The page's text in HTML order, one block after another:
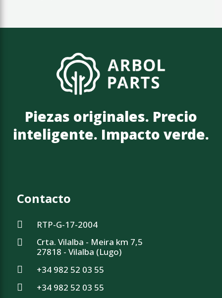
Piezas originales. Precio
inteligente. Impacto verde.
Contacto
RTP-G-17-2004
Crta. Vilalba - Meira km 7,5
27818 - Vilalba (Lugo)
+34 982 52 03 55
+34 982 52 03 55